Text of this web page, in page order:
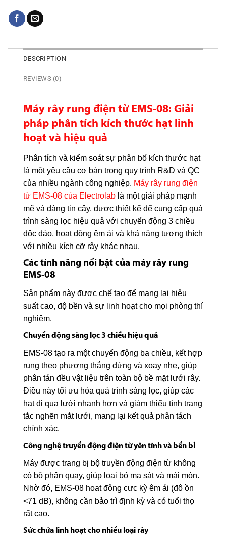
DESCRIPTION
REVIEWS (0)
Máy rây rung điện từ EMS-08: Giải
pháp phân tích kích thước hạt linh
hoạt và hiệu quả
Phân tích và kiểm soát sự phân bố kích thước hạt
là một yêu cầu cơ bản trong quy trình R&D và QC
của nhiều ngành công nghiệp. Máy rây rung điện
từ EMS-08 của Electrolab là một giải pháp mạnh
mẽ và đáng tin cậy, được thiết kế để cung cấp quá
trình sàng lọc hiệu quả với chuyển động 3 chiều
độc đáo, hoạt động êm ái và khả năng tương thích
với nhiều kích cỡ rây khác nhau.
Các tính năng nổi bật của máy rây rung
EMS-08
Sản phẩm này được chế tạo để mang lại hiệu
suất cao, độ bền và sự linh hoạt cho mọi phòng thí
nghiệm.
Chuyển động sàng lọc 3 chiều hiệu quả
EMS-08 tạo ra một chuyển động ba chiều, kết hợp
rung theo phương thẳng đứng và xoay nhẹ, giúp
phân tán đều vật liệu trên toàn bộ bề mặt lưới rây.
Điều này tối ưu hóa quá trình sàng lọc, giúp các
hạt đi qua lưới nhanh hơn và giảm thiểu tình trạng
tắc nghẽn mắt lưới, mang lại kết quả phân tách
chính xác.
Công nghệ truyền động điện từ yên tĩnh và bền bỉ
Máy được trang bị bộ truyền động điện từ không
có bộ phận quay, giúp loại bỏ ma sát và mài mòn.
Nhờ đó, EMS-08 hoạt động cực kỳ êm ái (độ ồn
<71 dB), không cần bảo trì định kỳ và có tuổi thọ
rất cao.
Sức chứa linh hoạt cho nhiều loại rây